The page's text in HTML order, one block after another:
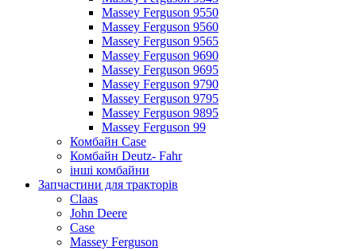
Massey Ferguson 9550
Massey Ferguson 9560
Massey Ferguson 9565
Massey Ferguson 9690
Massey Ferguson 9695
Massey Ferguson 9790
Massey Ferguson 9795
Massey Ferguson 9895
Massey Ferguson 99
Комбайн Case
Комбайн Deutz- Fahr
інші комбайни
Запчастини для тракторів
Claas
John Deere
Case
Massey Ferguson